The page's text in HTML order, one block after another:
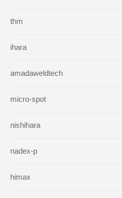
thm
ihara
amadaweldtech
micro-spot
nishihara
nadex-p
himax